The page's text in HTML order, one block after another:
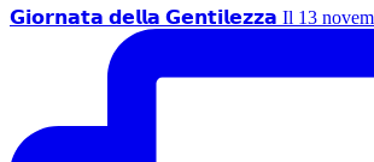
𝗚𝗶𝗼𝗿𝗻𝗮𝘁𝗮 𝗱𝗲𝗹𝗹𝗮 𝗚𝗲𝗻𝘁𝗶𝗹𝗲𝘇𝘇𝗮 Il 13